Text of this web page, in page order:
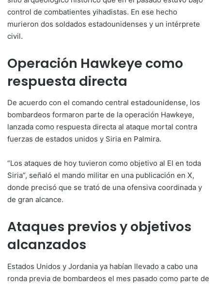
control de combatientes yihadistas. En ese hecho
murieron dos soldados estadounidenses y un intérprete
civil.
Operación Hawkeye como
respuesta directa
De acuerdo con el comando central estadounidense, los
bombardeos formaron parte de la operación Hawkeye,
lanzada como respuesta directa al ataque mortal contra
fuerzas de estados unidos y Siria en Palmira.
“Los ataques de hoy tuvieron como objetivo al EI en toda
Siria”, señaló el mando militar en una publicación en X,
donde precisó que se trató de una ofensiva coordinada y
de gran alcance.
Ataques previos y objetivos
alcanzados
Estados Unidos y Jordania ya habían llevado a cabo una
ronda previa de bombardeos el mes pasado como parte de